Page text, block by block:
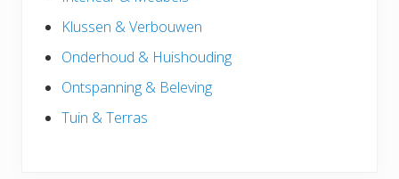
Klussen & Verbouwen
Onderhoud & Huishouding
Ontspanning & Beleving
Tuin & Terras